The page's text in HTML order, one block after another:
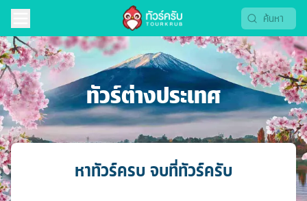
ทัวร์ต่างประเทศ
หาทัวร์ครบ จบที่ทัวร์ครับ